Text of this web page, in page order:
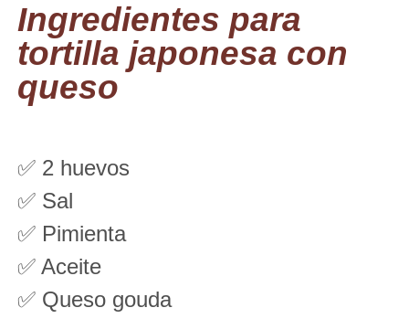
Ingredientes para
tortilla japonesa con
queso
✅ 2 huevos
✅ Sal
✅ Pimienta
✅ Aceite
✅ Queso gouda